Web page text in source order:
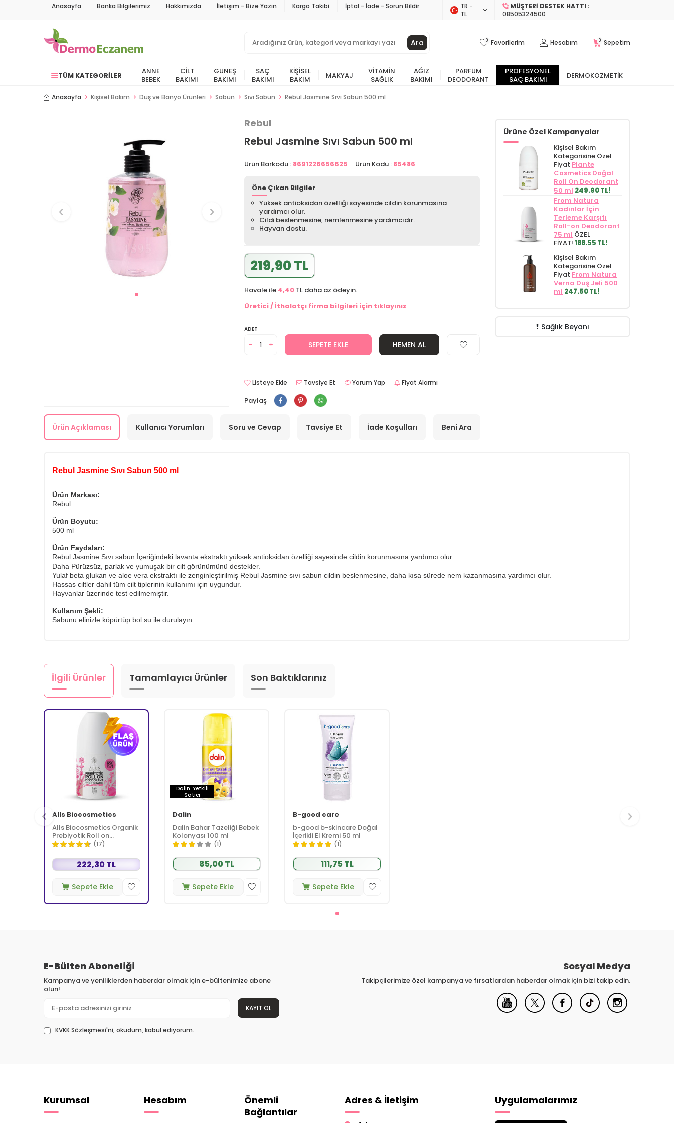
Anasayfa Banka Bilgilerimiz Hakkımızda İletişim - Bize Yazın Kargo Takibi İptal - İade - Sorun Bildir
TR −
TL
MÜŞTERI DESTEK HATTI :
08505324500
Ara 0 Favorilerim Hesabım 0 Sepetim
TÜM KATEGORILER
ANNE
BEBEK
CILT
BAKIMI
GÜNEŞ
BAKIMI
SAÇ
BAKIMI
KIŞISEL
BAKIM
MAKYAJ
VITAMIN
SAĞLIK
AĞIZ
BAKIMI
PARFÜM
DEODORANT
PROFESYONEL
SAÇ BAKIMI
DERMOKOZMETIK
Anasayfa Kişisel Bakım Duş ve Banyo Ürünleri Sabun Sıvı Sabun Rebul Jasmine Sıvı Sabun 500 ml
Rebul
Rebul Jasmine Sıvı Sabun 500 ml
Ürün Barkodu : 8691226656625 Ürün Kodu : 85486
Öne Çıkan Bilgiler
Yüksek antioksidan özelliği sayesinde cildin korunmasına
yardımcı olur.
Cildi beslenmesine, nemlenmesine yardımcıdır.
Hayvan dostu.
219,90 TL
Havale ile 4,40 TL daha az ödeyin.
Üretici / İthalatçı firma bilgileri için tıklayınız
ADET
SEPETE EKLE HEMEN AL
Listeye Ekle Tavsiye Et Yorum Yap Fiyat Alarmı
Paylaş
Ürüne Özel Kampanyalar
Kişisel Bakım
Kategorisine Özel
Fiyat Plante
Cosmetics Doğal
Roll On Deodorant
50 ml 249.90 TL!
From Natura
Kadınlar İçin
Terleme Karşıtı
Roll-on Deodorant
75 ml ÖZEL
FİYAT! 188.55 TL!
Kişisel Bakım
Kategorisine Özel
Fiyat From Natura
Verna Duş Jeli 500
ml 247.50 TL!
Sağlık Beyanı
Ürün Açıklaması Kullanıcı Yorumları Soru ve Cevap Tavsiye Et İade Koşulları Beni Ara
Rebul Jasmine Sıvı Sabun 500 ml
Ürün Markası:
Rebul
Ürün Boyutu:
500 ml
Ürün Faydaları:
Rebul Jasmine Sıvı sabun İçeriğindeki lavanta ekstraktı yüksek antioksidan özelliği sayesinde cildin korunmasına yardımcı olur.
Daha Pürüzsüz, parlak ve yumuşak bir cilt görünümünü destekler.
Yulaf beta glukan ve aloe vera ekstraktı ile zenginleştirilmiş Rebul Jasmine sıvı sabun cildin beslenmesine, daha kısa sürede nem kazanmasına yardımcı olur.
Hassas ciltler dahil tüm cilt tiplerinin kullanımı için uygundur.
Hayvanlar üzerinde test edilmemiştir.
Kullanım Şekli:
Sabunu elinizle köpürtüp bol su ile durulayın.
İlgili Ürünler Tamamlayıcı Ürünler Son Baktıklarınız
Alls Biocosmetics
Alls Biocosmetics Organik
Prebiyotik Roll on
Deodorant 75 ml -
(17)
222,30 TL
Sepete Ekle
Dalin Yetkili
Satıcı
Dalin
Dalin Bahar Tazeliği Bebek
Kolonyası 100 ml
(1)
85,00 TL
Sepete Ekle
B-good care
b-good b-skincare Doğal
İçerikli El Kremi 50 ml
(1)
111,75 TL
Sepete Ekle
E-Bülten Aboneliği
Kampanya ve yeniliklerden haberdar olmak için e-bültenimize abone
olun!
KAYIT OL
KVKK Sözleşmesi'ni, okudum, kabul ediyorum.
Sosyal Medya
Takipçilerimize özel kampanya ve fırsatlardan haberdar olmak için bizi takip edin.
Kurumsal Hesabım
Önemli
Bağlantılar
Adres & İletişim Uygulamalarımız